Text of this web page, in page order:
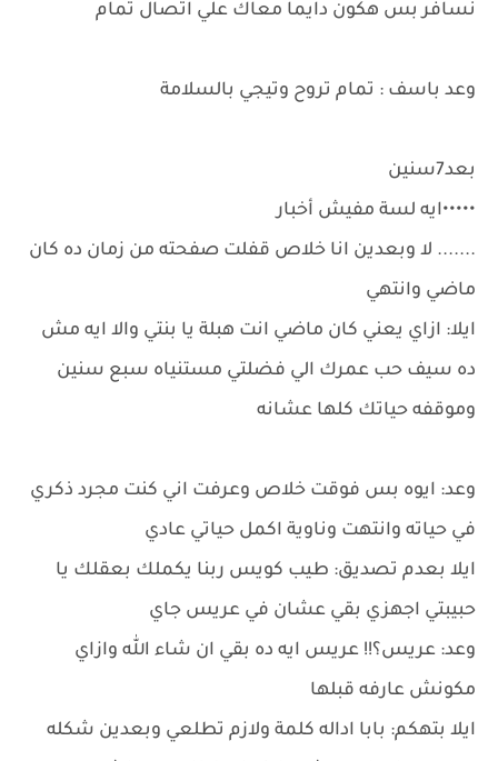
نسافر بس هكون دايما معاك علي اتصال تمام
وعد باسف : تمام تروح وتيجي بالسلامة
بعد7سنين
•••••ايه لسة مفيش أخبار
....... لا وبعدين انا خلاص قفلت صفحته من زمان ده كان
ماضي وانتهي
ايلا: ازاي يعني كان ماضي انت هبلة يا بنتي والا ايه مش
ده سيف حب عمرك الي فضلتي مستنياه سبع سنين
وموقفه حياتك كلها عشانه
وعد: ايوه بس فوقت خلاص وعرفت اني كنت مجرد ذكري
في حياته وانتهت وناوية اكمل حياتي عادي
ايلا بعدم تصديق: طيب كويس ربنا يكملك بعقلك يا
حبيبتي اجهزي بقي عشان في عريس جاي
وعد: عريس؟!! عريس ايه ده بقي ان شاء الله وازاي
مكونش عارفه قبلها
ايلا بتهكم: بابا اداله كلمة ولازم تطلعي وبعدين شكله